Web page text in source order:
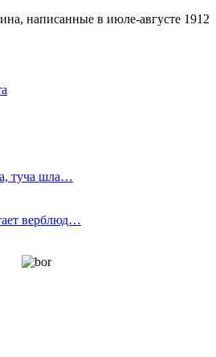
написанные в июле-августе 1912
туча шла…
верблюд…